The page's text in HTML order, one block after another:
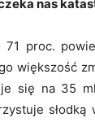
nas
71 proc.
większość
się na 35